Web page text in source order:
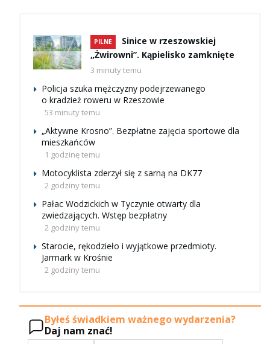
PILNE
Sinice w rzeszowskiej
„Żwirowni”. Kąpielisko zamknięte
3 minuty temu
Policja szuka mężczyzny podejrzewanego
o kradzież roweru w Rzeszowie
53 minuty temu
„Aktywne Krosno”. Bezpłatne zajęcia sportowe dla
mieszkańców
1 godzinę temu
Motocyklista zderzył się z sarną na DK77
2 godziny temu
Pałac Wodzickich w Tyczynie otwarty dla
zwiedzających. Wstęp bezpłatny
2 godziny temu
Starocie, rękodzieło i wyjątkowe przedmioty.
Jarmark w Krośnie
2 godziny temu
Byłeś świadkiem ważnego wydarzenia?
Daj nam znać!